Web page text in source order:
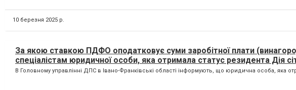
10 березня 2025 р.
За якою ставкою ПДФО оподатковує суми заробітної плати
спеціалістам юридичної особи, яка отримала статус резидента Дія
В Головному управлінні ДПС в Івано-Франківські області інформують, що юридична особа, яка